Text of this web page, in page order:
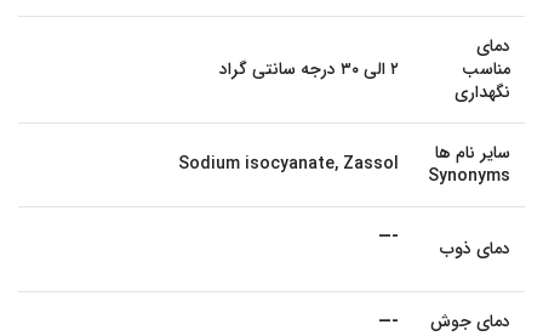
دمای
مناسب
نگهداری
۲ الی ۳۰ درجه سانتی گراد
سایر نام ها
Synonyms
Sodium isocyanate, Zassol
دمای ذوب —-
دمای جوش —-